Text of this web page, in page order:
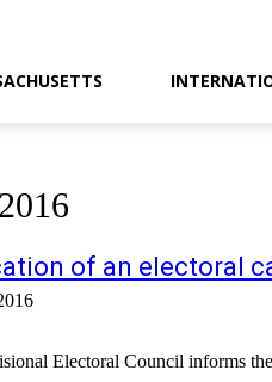
of an electoral
Electoral Council informs